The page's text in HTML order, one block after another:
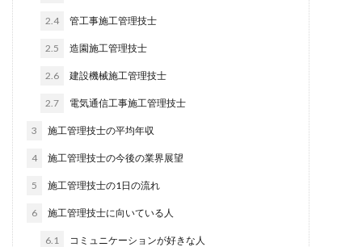
2.4 管工事施工管理技士
2.5 造園施工管理技士
2.6 建設機械施工管理技士
2.7 電気通信工事施工管理技士
3 施工管理技士の平均年収
4 施工管理技士の今後の業界展望
5 施工管理技士の1日の流れ
6 施工管理技士に向いている人
6.1 コミュニケーションが好きな人